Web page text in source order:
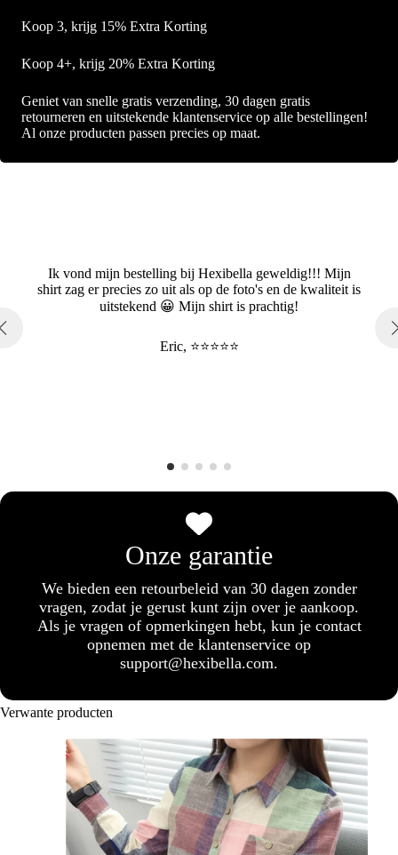
Koop 3, krijg 15% Extra Korting
Koop 4+, krijg 20% Extra Korting
Geniet van snelle gratis verzending, 30 dagen gratis
retourneren en uitstekende klantenservice op alle bestellingen!
Al onze producten passen precies op maat.
Ik vond mijn bestelling bij Hexibella geweldig!!! Mijn
shirt zag er precies zo uit als op de foto's en de kwaliteit is
uitstekend 😀 Mijn shirt is prachtig!
Eric, ⭐⭐⭐⭐⭐
Onze garantie
We bieden een retourbeleid van 30 dagen zonder
vragen, zodat je gerust kunt zijn over je aankoop.
Als je vragen of opmerkingen hebt, kun je contact
opnemen met de klantenservice op
support@hexibella.com.
Verwante producten